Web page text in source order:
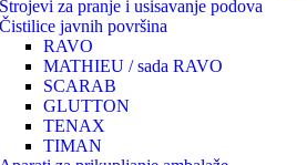
Strojevi za pranje i usisavanje podova
Čistilice javnih površina
RAVO
MATHIEU / sada RAVO
SCARAB
GLUTTON
TENAX
TIMAN